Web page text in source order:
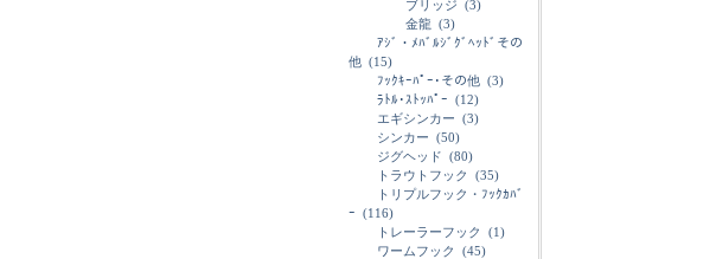
ブリッジ (3)
金龍 (3)
ｱｼﾞ・ﾒﾊﾞﾙｼﾞｸﾞﾍｯﾄﾞその
他 (15)
ﾌｯｸｷｰﾊﾟｰ･その他 (3)
ﾗﾄﾙ･ｽﾄｯﾊﾟｰ (12)
エギシンカー (3)
シンカー (50)
ジグヘッド (80)
トラウトフック
(35)
トリプルフック・ﾌｯｸｶﾊﾞ
ｰ (116)
トレーラーフック
(1)
ワームフック
(45)